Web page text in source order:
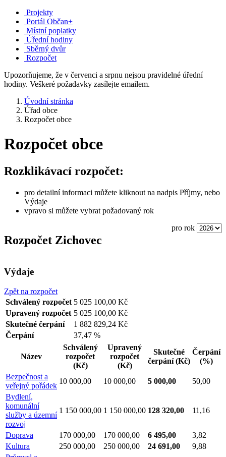
Projekty
Portál Občan+
Místní poplatky
Úřední hodiny
Sběrný dvůr
Rozpočet
Upozorňujeme, že v červenci a srpnu nejsou pravidelné úřední
hodiny. Veškeré požadavky zasílejte emailem.
Úvodní stránka
Úřad obce
Rozpočet obce
Rozpočet obce
Rozklikávací rozpočet:
pro detailní informaci můžete kliknout na nadpis Příjmy, nebo
Výdaje
vpravo si můžete vybrat požadovaný rok
pro rok
Rozpočet Zichovec
Výdaje
Zpět na rozpočet
Schválený rozpočet 5 025 100,00 Kč
Upravený rozpočet 5 025 100,00 Kč
Skutečné čerpání
1 882 829,24 Kč
Čerpání
37,47 %
Název
Schválený
rozpočet
(Kč)
Upravený
rozpočet
(Kč)
Skutečné
čerpání(Kč)
Čerpání
(%)
Bezpečnost a
veřejný pořádek
10 000,00 10 000,00 5 000,00
50,00
Bydlení,
komunální
služby a územní
rozvoj
1 150 000,00 1 150 000,00 128 320,00 11,16
Doprava 170 000,00 170 000,00 6 495,00
3,82
Kultura
250 000,00 250 000,00 24 691,00
9,88